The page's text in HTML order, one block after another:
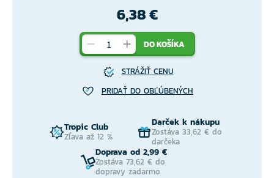
6,38 €
DO KOŠÍKA
STRÁŽIŤ CENU
PRIDAŤ DO OBĽÚBENÝCH
Tropic Club
Zľava až 12 %
Darček k nákupu
Zostáva 33,62 € do
darčeka
Doprava od 2,99 €
Zostáva 73,62 € do
dopravy zadarmo